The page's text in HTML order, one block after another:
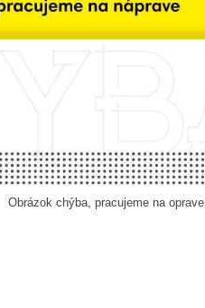
Obrázok chýba, pracujeme na oprave